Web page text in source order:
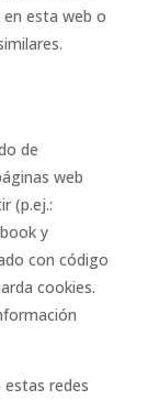
esta web o
de
web
(p.ej.:
y
con código
cookies.
estas redes